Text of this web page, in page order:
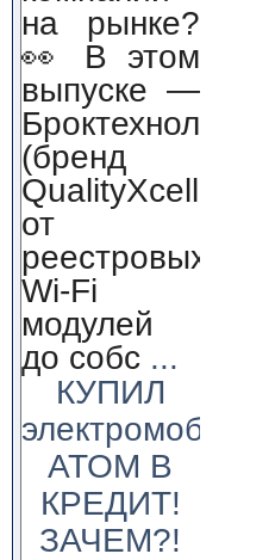
на рынке?
👀 В этом
выпуске —
Броктехнолоджи
(бренд
QualityXcellence):
от
реестровых
Wi-Fi
модулей
до собс ...
КУПИЛ
электромобиль
АТОМ В
КРЕДИТ!
ЗАЧЕМ?!